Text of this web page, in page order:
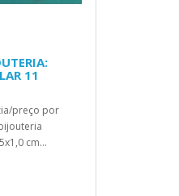
11
preço por
cm...